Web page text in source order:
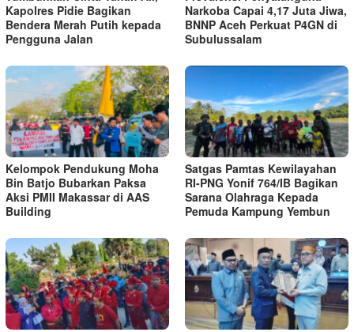
Kapolres Pidie Bagikan
Bendera Merah Putih kepada
Pengguna Jalan ‎
Narkoba Capai 4,17 Juta Jiwa,
BNNP Aceh Perkuat P4GN di
Subulussalam
Kelompok Pendukung Moha
Bin Batjo Bubarkan Paksa
Aksi PMII Makassar di AAS
Building
Satgas Pamtas Kewilayahan
RI-PNG Yonif 764/IB Bagikan
Sarana Olahraga Kepada
Pemuda Kampung Yembun